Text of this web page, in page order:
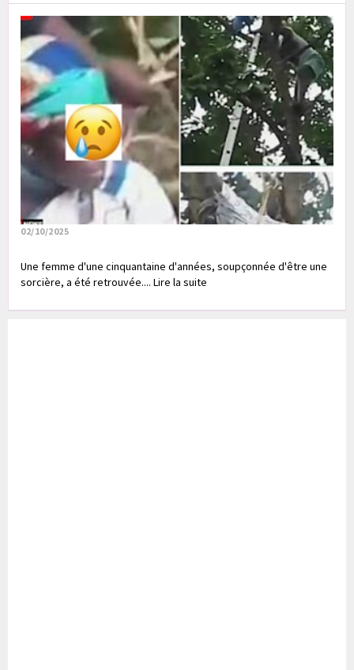
02/10/2025
Une femme d'une cinquantaine d'années, soupçonnée d'être une
sorcière, a été retrouvée.... Lire la suite